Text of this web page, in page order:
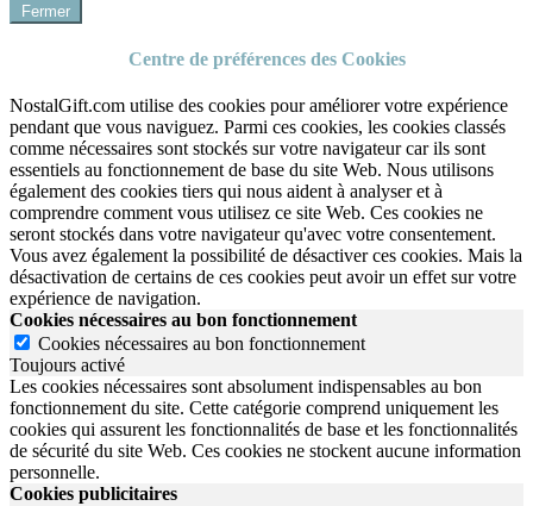
Fermer
Centre de préférences des Cookies
NostalGift.com utilise des cookies pour améliorer votre expérience
pendant que vous naviguez. Parmi ces cookies, les cookies classés
comme nécessaires sont stockés sur votre navigateur car ils sont
essentiels au fonctionnement de base du site Web. Nous utilisons
également des cookies tiers qui nous aident à analyser et à
comprendre comment vous utilisez ce site Web. Ces cookies ne
seront stockés dans votre navigateur qu'avec votre consentement.
Vous avez également la possibilité de désactiver ces cookies. Mais la
désactivation de certains de ces cookies peut avoir un effet sur votre
expérience de navigation.
Cookies nécessaires au bon fonctionnement
Cookies nécessaires au bon fonctionnement
Toujours activé
Les cookies nécessaires sont absolument indispensables au bon
fonctionnement du site. Cette catégorie comprend uniquement les
cookies qui assurent les fonctionnalités de base et les fonctionnalités
de sécurité du site Web. Ces cookies ne stockent aucune information
personnelle.
Cookies publicitaires